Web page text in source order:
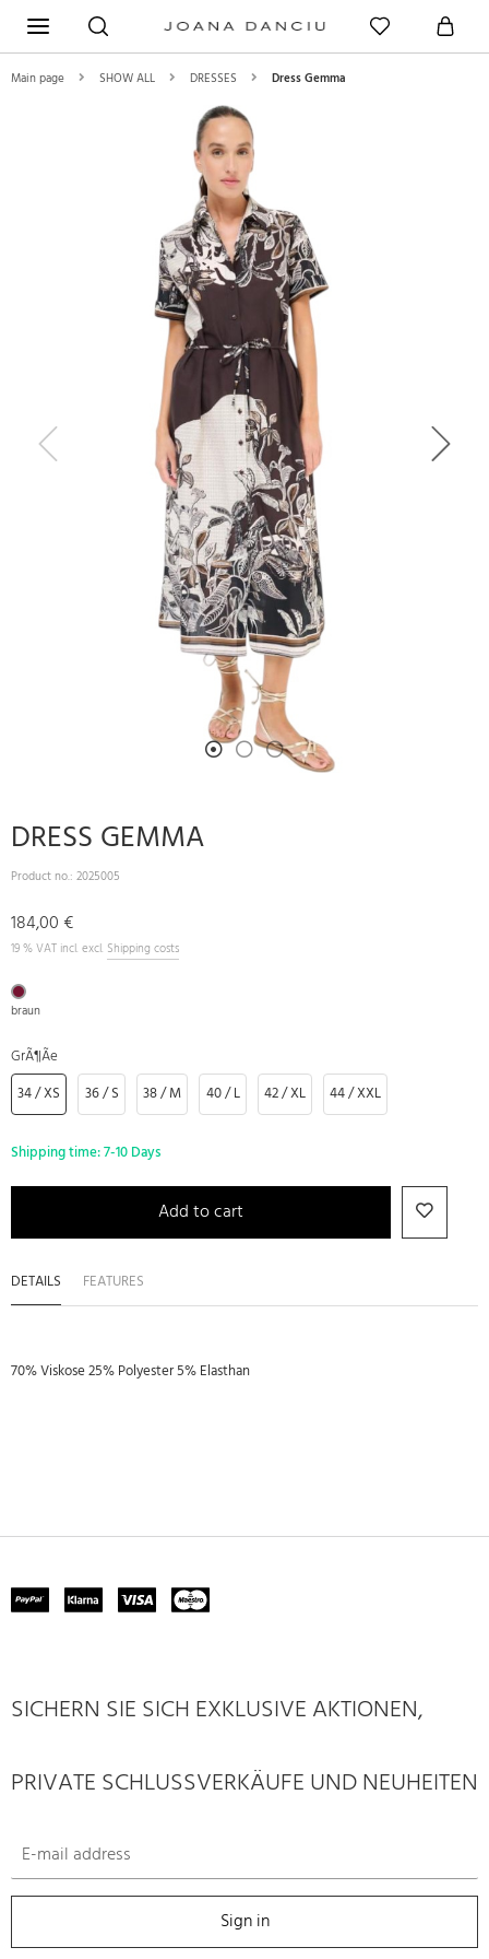
Main page SHOW ALL DRESSES Dress Gemma
Previous Next
DRESS GEMMA
Product no.: 2025005
184,00 €
19 % VAT incl. excl. Shipping costs
braun
GrÃ¶Ãe
34 / XS
36 / S 38 / M 40 / L 42 / XL 44 / XXL
Shipping time:7-10 Days
Add to cart
DETAILS FEATURES
70% Viskose 25% Polyester 5% Elasthan
SICHERN SIE SICH EXKLUSIVE AKTIONEN,
PRIVATE SCHLUSSVERKÄUFE UND NEUHEITEN
Sign in